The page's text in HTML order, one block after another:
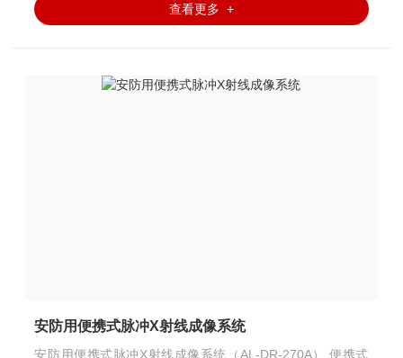
查看更多 +
安防用便携式脉冲X射线成像系统
安防用便携式脉冲X射线成像系统（AL-DR-270A） 便携式